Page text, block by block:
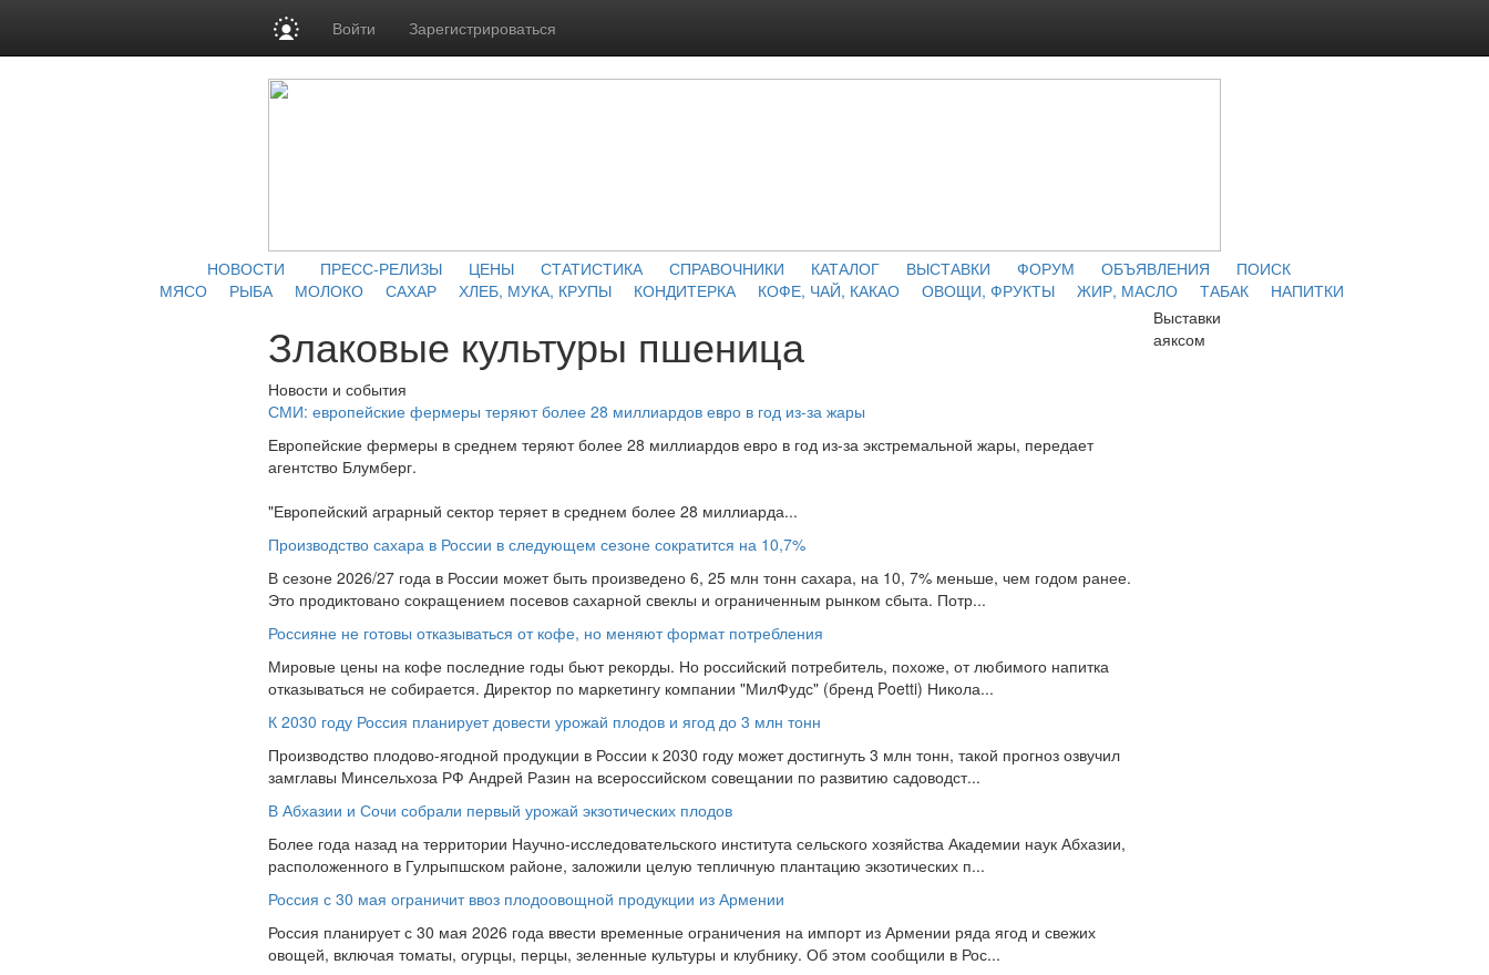
Войти Зарегистрироваться
НОВОСТИ ПРЕСС-РЕЛИЗЫ ЦЕНЫ СТАТИСТИКА СПРАВОЧНИКИ КАТАЛОГ ВЫСТАВКИ ФОРУМ ОБЪЯВЛЕНИЯ
ПОИСК
МЯСО
РЫБА МОЛОКО САХАР ХЛЕБ, МУКА, КРУПЫ КОНДИТЕРКА КОФЕ, ЧАЙ, КАКАО ОВОЩИ, ФРУКТЫ ЖИР, МАСЛО ТАБАК НАПИТКИ
Злаковые культуры пшеница
Новости и события
СМИ: европейские фермеры теряют более 28 миллиардов евро в год из-за жары
Европейские фермеры в среднем теряют более 28 миллиардов евро в год из-за экстремальной жары, передает
агентство Блумберг.
"Европейский аграрный сектор теряет в среднем более 28 миллиарда...
Производство сахара в России в следующем сезоне сократится на 10,7%
В сезоне 2026/27 года в России может быть произведено 6, 25 млн тонн сахара, на 10, 7% меньше, чем годом ранее.
Это продиктовано сокращением посевов сахарной свеклы и ограниченным рынком сбыта. Потр...
Россияне не готовы отказываться от кофе, но меняют формат потребления
Мировые цены на кофе последние годы бьют рекорды. Но российский потребитель, похоже, от любимого напитка
отказываться не собирается. Директор по маркетингу компании "МилФудс" (бренд Poetti) Никола...
К 2030 году Россия планирует довести урожай плодов и ягод до 3 млн тонн
Производство плодово-ягодной продукции в России к 2030 году может достигнуть 3 млн тонн, такой прогноз озвучил
замглавы Минсельхоза РФ Андрей Разин на всероссийском совещании по развитию садоводст...
В Абхазии и Сочи собрали первый урожай экзотических плодов
Более года назад на территории Научно-исследовательского института сельского хозяйства Академии наук Абхазии,
расположенного в Гулрыпшском районе, заложили целую тепличную плантацию экзотических п...
Россия с 30 мая ограничит ввоз плодоовощной продукции из Армении
Россия планирует с 30 мая 2026 года ввести временные ограничения на импорт из Армении ряда ягод и свежих
овощей, включая томаты, огурцы, перцы, зеленные культуры и клубнику. Об этом сообщили в Рос...
Выставки
аяксом